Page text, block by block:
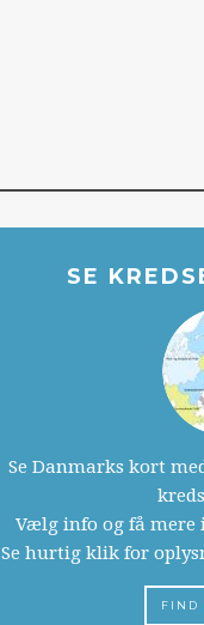
SE
Se Danmarks kort
Vælg info og få mere
Se hurtig klik for
FIND